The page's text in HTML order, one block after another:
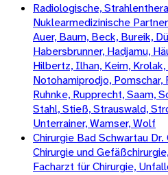
Radiologische,
Nuklearmedizinische
Auer, Baum, Beck, Bureik,
Habersbrunner, Hadjamu,
Hilbertz, Ilhan, Keim,
Notohamiprodjo, Pomschar,
Ruhnke, Rupprecht, Saam,
Stahl, Stieß, Strauswald,
Unterrainer, Wamser, Wolf
Chirurgie Bad Schwartau
Chirurgie und
Facharzt für Chirurgie,